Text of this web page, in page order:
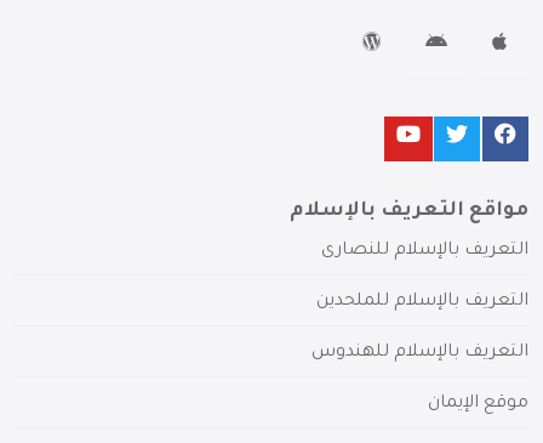
مواقع التعريف بالإسلام
التعريف بالإسلام للنصارى
التعريف بالإسلام للملحدين
التعريف بالإسلام للهندوس
موقع الإيمان